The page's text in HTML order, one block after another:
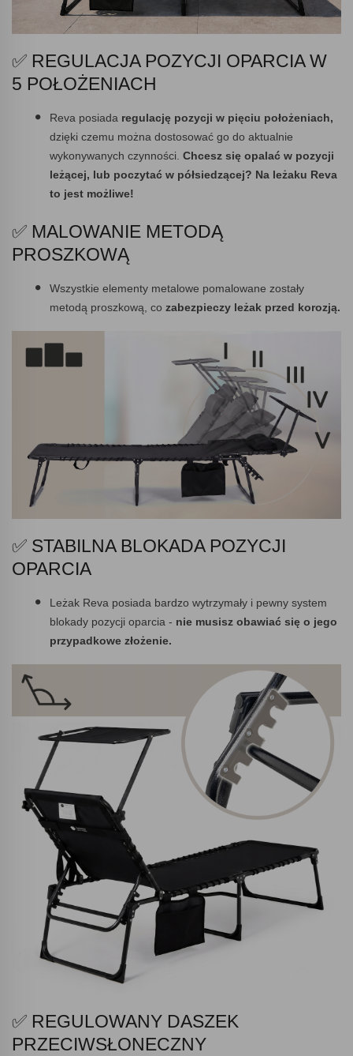
✅ REGULACJA POZYCJI OPARCIA W
5 POŁOŻENIACH
Reva posiada regulację pozycji w pięciu położeniach,
dzięki czemu można dostosować go do aktualnie
wykonywanych czynności. Chcesz się opalać w pozycji
leżącej, lub poczytać w półsiedzącej? Na leżaku Reva
to jest możliwe!
✅ MALOWANIE METODĄ
PROSZKOWĄ
Wszystkie elementy metalowe pomalowane zostały
metodą proszkową, co zabezpieczy leżak przed korozją.
✅ STABILNA BLOKADA POZYCJI
OPARCIA
Leżak Reva posiada bardzo wytrzymały i pewny system
blokady pozycji oparcia - nie musisz obawiać się o jego
przypadkowe złożenie.
✅ REGULOWANY DASZEK
PRZECIWSŁONECZNY